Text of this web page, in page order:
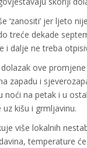
‘zanositi’ jer ljeto
treće dekade
i dalje ne treba
ove
zapadu i
noći na petak i u
kišu i grmljavinu.
više lokalnih
temperature